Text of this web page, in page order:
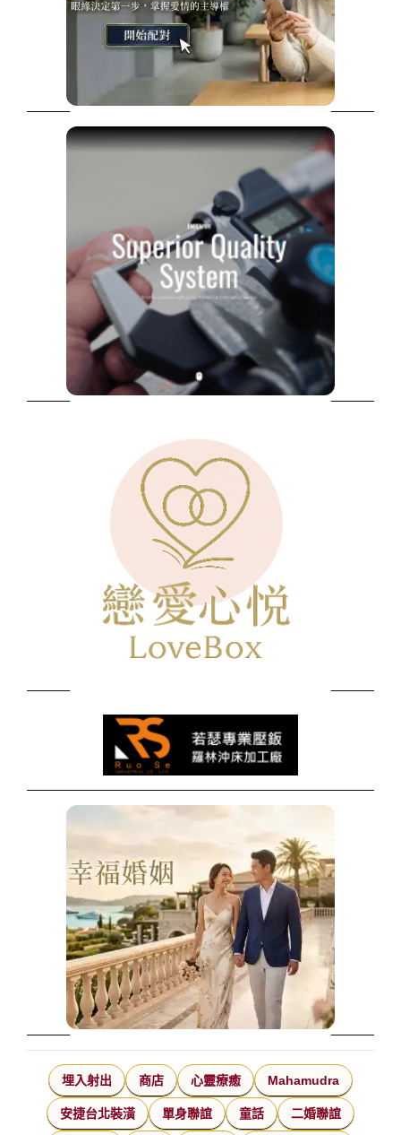
埋入射出 商店 心靈療癒 Mahamudra
安捷台北裝潢 單身聯誼 童話 二婚聯誼